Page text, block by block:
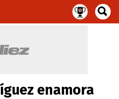
enamora